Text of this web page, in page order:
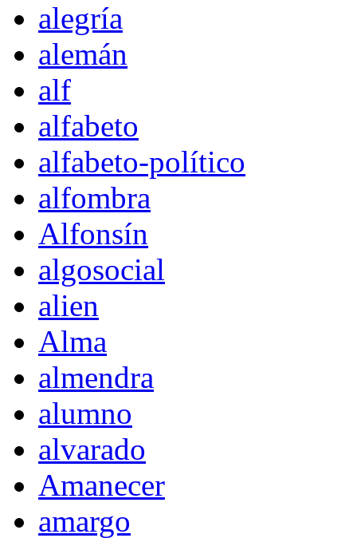
alegría
alemán
alf
alfabeto
alfabeto-político
alfombra
Alfonsín
algosocial
alien
Alma
almendra
alumno
alvarado
Amanecer
amargo